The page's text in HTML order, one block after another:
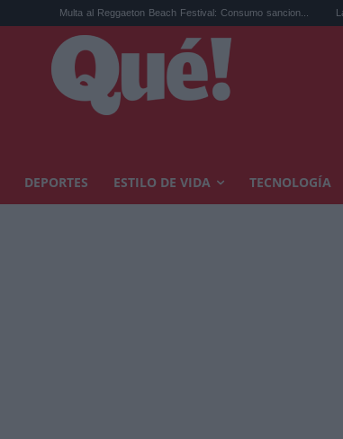
Multa al Reggaeton Beach Festival: Consumo sancion... La regulación
DEPORTES ESTILO DE VIDA TECNOLOGÍA